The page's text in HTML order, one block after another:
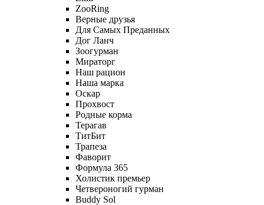
ZooRing
Верные друзья
Для Самых Преданных
Дог Ланч
Зоогурман
Мираторг
Наш рацион
Наша марка
Оскар
Прохвост
Родные корма
Терагав
ТитБит
Трапеза
Фаворит
Формула 365
Холистик премьер
Четвероногий гурман
Buddy Sol